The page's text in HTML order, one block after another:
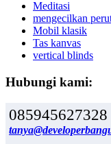
Meditasi
mengecilkan
Mobil klasik
Tas kanvas
vertical blinds
Hubungi kami:
085945627328